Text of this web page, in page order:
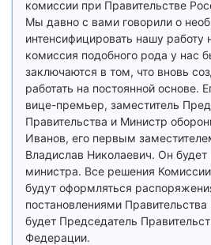
комиссии при Правительстве
Мы давно с вами говорили о
интенсифицировать нашу работу
комиссия подобного рода у нас
заключаются в том, что вновь
работать на постоянной основе.
вице-премьер, заместитель
Правительства и Министр
Иванов, его первым
Владислав Николаевич. Он будет
министра. Все решения
будут оформляться
постановлениями
будет Председатель
Федерации.